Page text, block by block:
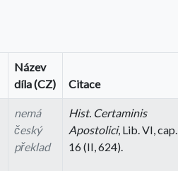
Název
díla (CZ)
Citace
nemá
český
překlad
Hist. Certaminis
Apostolici, Lib. VI, cap.
16 (II, 624).